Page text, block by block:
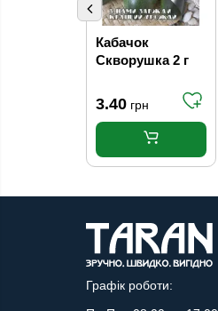
Кабачок
Скворушка 2 г
3.40 грн
Графік роботи: